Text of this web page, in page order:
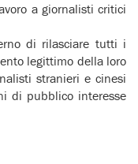
a giornalisti critici
di rilasciare tutti i
legittimo della loro
stranieri e cinesi
di pubblico interesse